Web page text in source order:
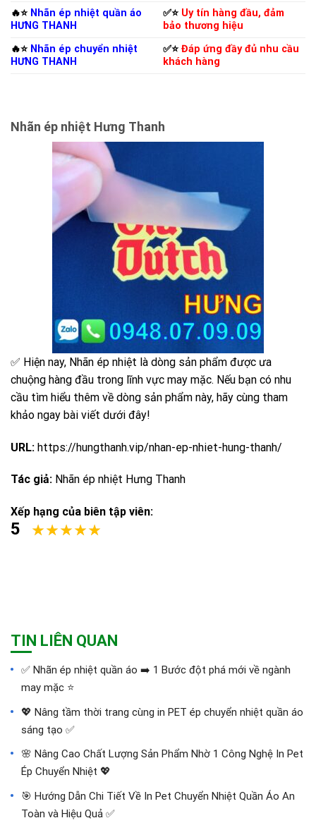
🔥⭐️ Nhãn ép nhiệt quần áo
HƯNG THANH
✅⭐️ Uy tín hàng đầu, đảm
bảo thương hiệu
🔥⭐️ Nhãn ép chuyển nhiệt
HƯNG THANH
✅⭐️Đáp ứng đầy đủ nhu cầu
khách hàng
Nhãn ép nhiệt Hưng Thanh
✅ Hiện nay, Nhãn ép nhiệt là dòng sản phẩm được ưa
chuộng hàng đầu trong lĩnh vực may mặc. Nếu bạn có nhu
cầu tìm hiểu thêm về dòng sản phẩm này, hãy cùng tham
khảo ngay bài viết dưới đây!
URL: https://hungthanh.vip/nhan-ep-nhiet-hung-thanh/
Tác giả: Nhãn ép nhiệt Hưng Thanh
Xếp hạng của biên tập viên:
5
TIN LIÊN QUAN
✅‪ Nhãn ép nhiệt quần áo ➡️ 1 Bước đột phá mới về ngành
may mặc ⭐️
💖 Nâng tầm thời trang cùng in PET ép chuyển nhiệt quần áo
sáng tạo ✅
🌸 Nâng Cao Chất Lượng Sản Phẩm Nhờ 1 Công Nghệ In Pet
Ép Chuyển Nhiệt 💖
🎯 Hướng Dẫn Chi Tiết Về In Pet Chuyển Nhiệt Quần Áo An
Toàn và Hiệu Quả ✅